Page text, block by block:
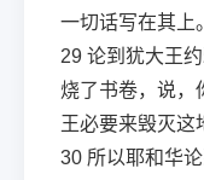
一切话写在其上。
29 论到犹大王
烧了书卷，说，
王必要来毁灭这
30 所以耶和华